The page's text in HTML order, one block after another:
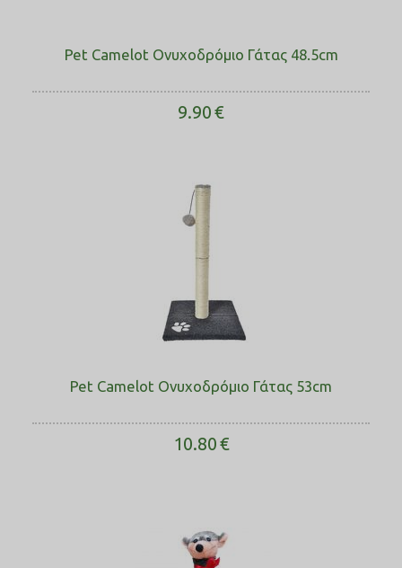
Pet Camelot Ονυχοδρόμιο Γάτας 48.5cm
9.90€
Pet Camelot Ονυχοδρόμιο Γάτας 53cm
10.80€